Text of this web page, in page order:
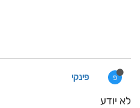
פ פינקי
לא יודע